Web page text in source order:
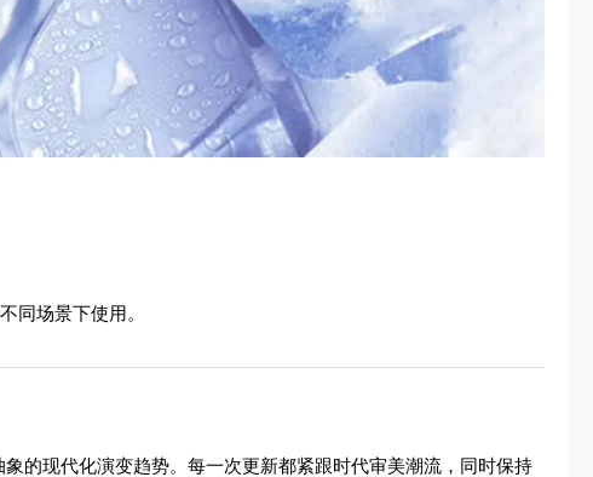
同场景下使用。
的现代化演变趋势。每一次更新都紧跟时代审美潮流，同时保持